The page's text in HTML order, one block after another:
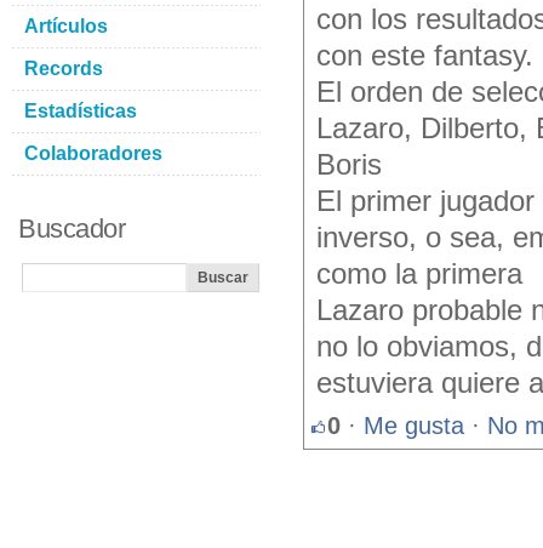
con los
con este fantasy.
El orden de
Lazaro, Dilberto,
Boris
El primer
inverso, o sea,
como la primera
Lazaro probable
no lo obviamos,
estuviera quiere
0 · Me gusta · No
Artículos
Records
Estadísticas
Colaboradores
Buscador